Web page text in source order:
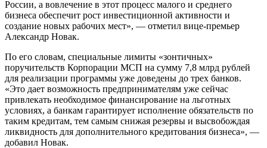
России, а вовлечение в этот процесс малого и среднего
бизнеса обеспечит рост инвестиционной активности и
создание новых рабочих мест», — отметил вице-премьер
Александр Новак.
По его словам, специальные лимиты «зонтичных»
поручительств Корпорации МСП на сумму 7,8 млрд рублей
для реализации программы уже доведены до трех банков.
«Это дает возможность предпринимателям уже сейчас
привлекать необходимое финансирование на льготных
условиях, а банкам гарантирует исполнение обязательств по
таким кредитам, тем самым снижая резервы и высвобождая
ликвидность для дополнительного кредитования бизнеса», —
добавил Новак.